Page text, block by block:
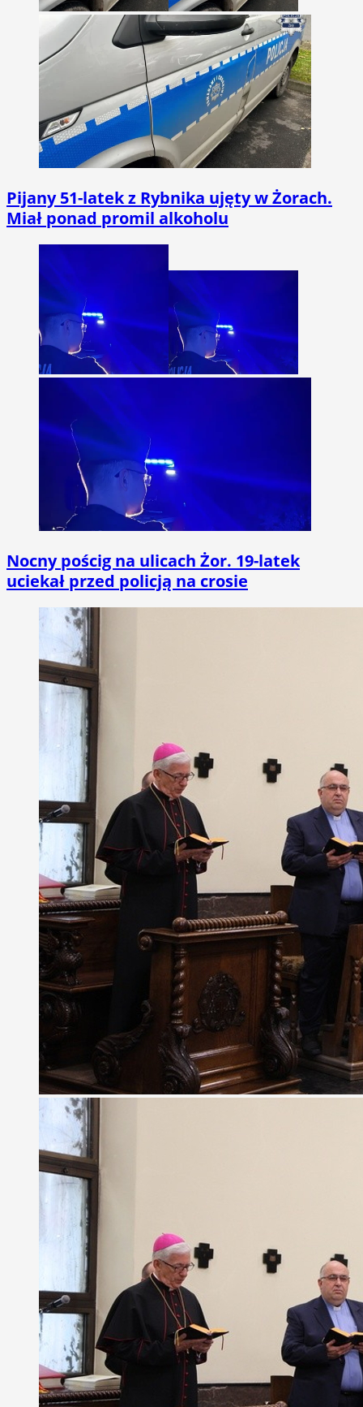
Pijany 51-latek z Rybnika ujęty w Żorach.
Miał ponad promil alkoholu
Nocny pościg na ulicach Żor. 19-latek
uciekał przed policją na crosie